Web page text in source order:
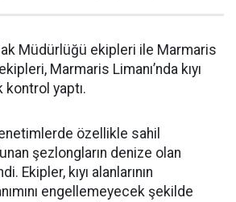
Müdürlüğü ekipleri ile Marmaris
Marmaris Limanı’nda kıyı
kontrol yaptı.
özellikle sahil
şezlongların denize olan
Ekipler, kıyı alanlarının
engellemeyecek şekilde